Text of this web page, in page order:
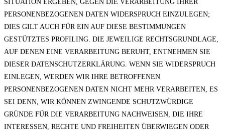
SITUATION ERGEBEN, GEGEN DIE VERARBEITUNG IHRER
PERSONENBEZOGENEN DATEN WIDERSPRUCH EINZULEGEN;
DIES GILT AUCH FÜR EIN AUF DIESE BESTIMMUNGEN
GESTÜTZTES PROFILING. DIE JEWEILIGE RECHTSGRUNDLAGE,
AUF DENEN EINE VERARBEITUNG BERUHT, ENTNEHMEN SIE
DIESER DATENSCHUTZERKLÄRUNG. WENN SIE WIDERSPRUCH
EINLEGEN, WERDEN WIR IHRE BETROFFENEN
PERSONENBEZOGENEN DATEN NICHT MEHR VERARBEITEN, ES
SEI DENN, WIR KÖNNEN ZWINGENDE SCHUTZWÜRDIGE
GRÜNDE FÜR DIE VERARBEITUNG NACHWEISEN, DIE IHRE
INTERESSEN, RECHTE UND FREIHEITEN ÜBERWIEGEN ODER